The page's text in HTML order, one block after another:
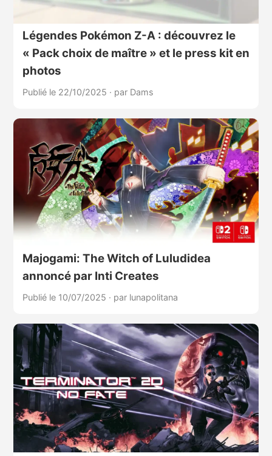
Légendes Pokémon Z-A : découvrez le
« Pack choix de maître » et le press kit en
photos
Publié le 22/10/2025 · par Dams
Majogami: The Witch of Luludidea
annoncé par Inti Creates
Publié le 10/07/2025 · par lunapolitana